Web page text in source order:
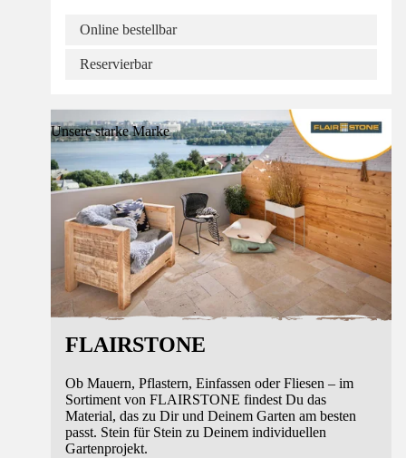
Online bestellbar
Reservierbar
Unsere starke Marke
FLAIRSTONE
Ob Mauern, Pflastern, Einfassen oder Fliesen – im
Sortiment von FLAIRSTONE findest Du das
Material, das zu Dir und Deinem Garten am besten
passt. Stein für Stein zu Deinem individuellen
Gartenprojekt.